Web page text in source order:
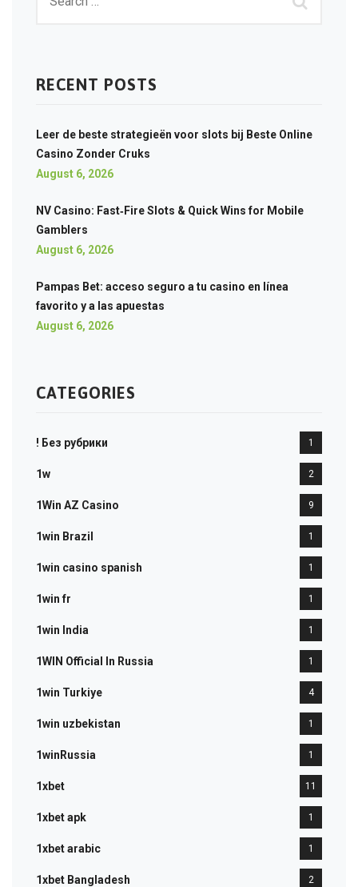
RECENT POSTS
Leer de beste strategieën voor slots bij Beste Online
Casino Zonder Cruks
August 6, 2026
NV Casino: Fast‑Fire Slots & Quick Wins for Mobile
Gamblers
August 6, 2026
Pampas Bet: acceso seguro a tu casino en línea
favorito y a las apuestas
August 6, 2026
CATEGORIES
! Без рубрики 1
1w 2
1Win AZ Casino 9
1win Brazil 1
1win casino spanish 1
1win fr 1
1win India 1
1WIN Official In Russia 1
1win Turkiye 4
1win uzbekistan 1
1winRussia 1
1xbet 11
1xbet apk 1
1xbet arabic 1
1xbet Bangladesh 2